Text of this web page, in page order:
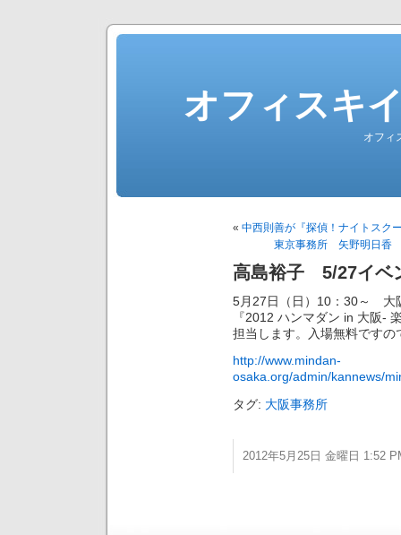
オフィスキ
オフィ
« 中西則善が『探偵！ナイトスク
東京事務所 矢野明日香
高島裕子 5/27イベ
5月27日（日）10：30～ 大
『2012 ハンマダン in 大阪-
担当します。入場無料です
http://www.mindan-
osaka.org/admin/kannews/
タグ: 大阪事務所
2012年5月25日 金曜日 1:52